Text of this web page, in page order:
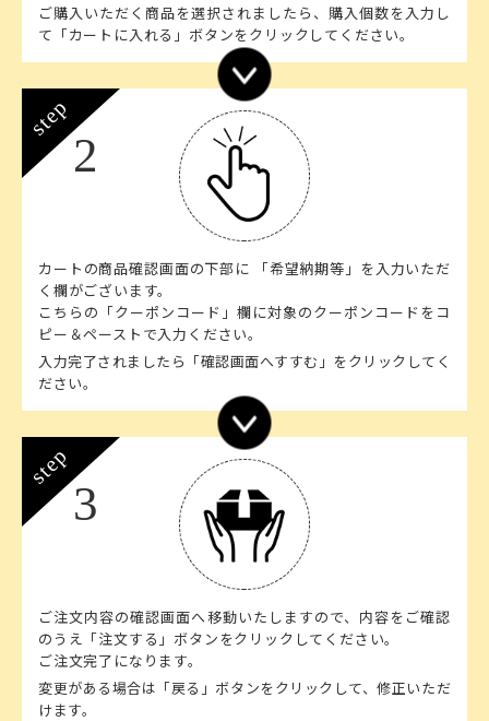
ご購入いただく商品を選択されましたら、購入個数を入力し
て「カートに入れる」ボタンをクリックしてください。
step
2
カートの商品確認画面の下部に 「希望納期等」を入力いただ
く欄がございます。
こちらの「クーポンコード」欄に対象のクーポンコードをコ
ピー＆ペーストで入力ください。
入力完了されましたら「確認画面へすすむ」をクリックしてく
ださい。
step
3
ご注文内容の確認画面へ移動いたしますので、内容をご確認
のうえ「注文する」ボタンをクリックしてください。
ご注文完了になります。
変更がある場合は「戻る」ボタンをクリックして、修正いただ
けます。